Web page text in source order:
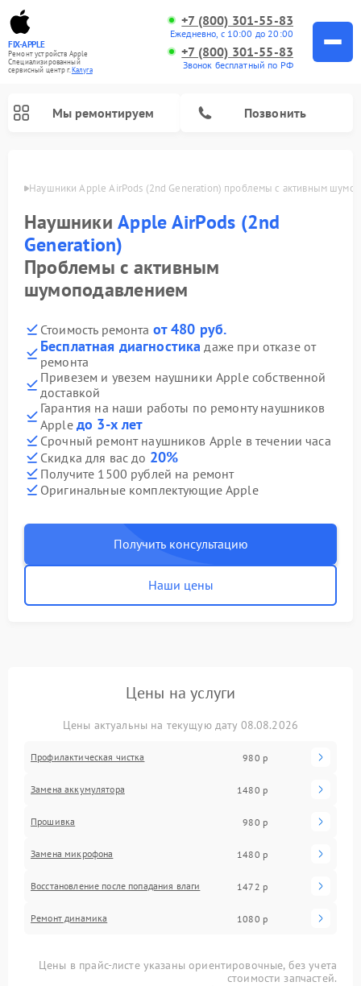
FIX-APPLE
Ремонт устройств Apple
Специализированный
cервисный центр г.Калуга
+7 (800) 301-55-83
Ежедневно, с 10:00 до 20:00
+7 (800) 301-55-83
Звонок бесплатный по РФ
Мы ремонтируем Позвонить
Наушники Apple AirPods (2nd Generation) проблемы с активным
НаушникиApple AirPods (2nd
Generation)
Проблемы с активным
шумоподавлением
Стоимость ремонта от 480 руб.
Бесплатная диагностика даже при отказе от
ремонта
Привезем и увезем наушники Apple собственной
доставкой
Гарантия на наши работы по ремонту наушников
Apple до 3-х лет
Срочный ремонт наушников Apple в течении часа
Скидка для вас до 20%
Получите 1500 рублей на ремонт
Оригинальные комплектующие Apple
Получить консультацию
Наши цены
Цены на услуги
Цены актуальны на текущую дату 08.08.2026
Профилактическая чистка 980 р
Замена аккумулятора 1480 р
Прошивка 980 р
Замена микрофона 1480 р
Восстановление после попадания влаги 1472 р
Ремонт динамика 1080 р
Цены в прайс-листе указаны ориентировочные, без учета
стоимости запчастей.